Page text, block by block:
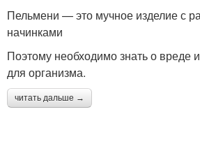
Пельмени — это мучное изделие с
начинками
Поэтому необходимо знать о вреде
для организма.
читать дальше →